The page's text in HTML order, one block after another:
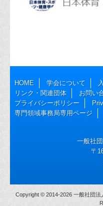
HOME 学会について
リンク・関連団体
お問い
プライバシーポリシー
専門領域事務局専用ページ
一般社
〒
Copyright © 2014-2026 一般社団法